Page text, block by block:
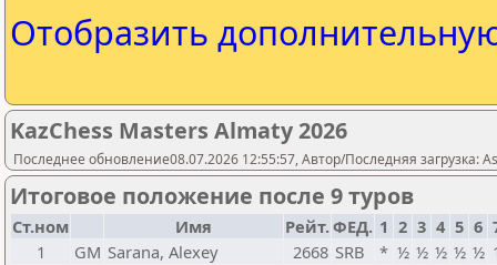
Отобразить
KazChess Masters Almaty 2026
Последнее обновление08.07.2026 12:55:57, Автор/Последняя загрузка:
Итоговое положение после 9 туров
Ст.ном Имя Рейт.ФЕД. 1 2 3 4 5 6
1
GM Sarana, Alexey 2668 SRB * ½ ½ ½ ½ ½